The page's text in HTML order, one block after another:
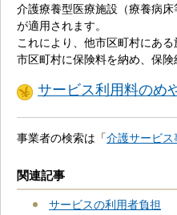
介護療養型医療施設（療養病
が適用されます。
これにより、他市区町村にあ
市区町村に保険料を納め、保険
サービス利用料のめ
事業者の検索は「介護サービ
関連記事
サービスの利用者負担